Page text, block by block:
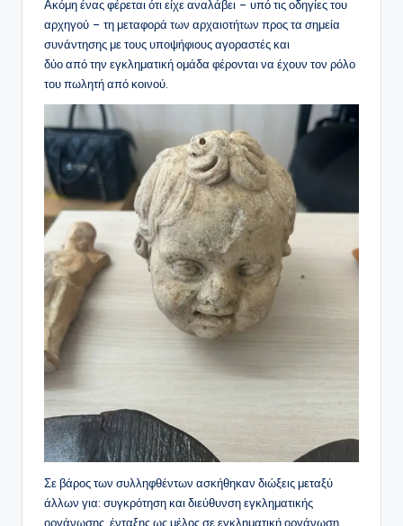
Ακόμη ένας φέρεται ότι είχε αναλάβει – υπό τις οδηγίες του
αρχηγού – τη μεταφορά των αρχαιοτήτων προς τα σημεία
συνάντησης με τους υποψήφιους αγοραστές και
δύο από την εγκληματική ομάδα φέρονται να έχουν τον ρόλο
του πωλητή από κοινού.
Σε βάρος των συλληφθέντων ασκήθηκαν διώξεις μεταξύ
άλλων για: συγκρότηση και διεύθυνση εγκληματικής
οργάνωσης, ένταξης ως μέλος σε εγκληματική οργάνωση,